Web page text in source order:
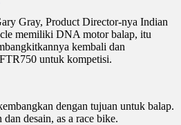
Gray, Product Director-nya Indian
memiliki DNA motor balap, itu
kembali dan
untuk kompetisi.
dengan tujuan untuk balap.
desain, as a race bike.